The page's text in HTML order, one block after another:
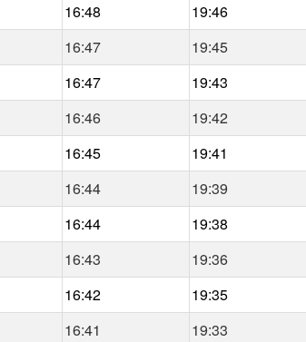
16:48 19:46
16:47 19:45
16:47 19:43
16:46 19:42
16:45 19:41
16:44 19:39
16:44 19:38
16:43 19:36
16:42 19:35
16:41 19:33